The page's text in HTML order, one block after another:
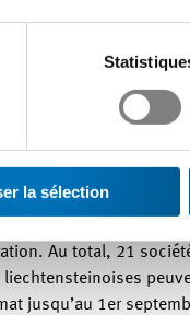
la sélection
soutient également
ou déjà sur le marché,
industriel, ou d’une
d’économies
des
Au total, 21
jusqu’au 1er